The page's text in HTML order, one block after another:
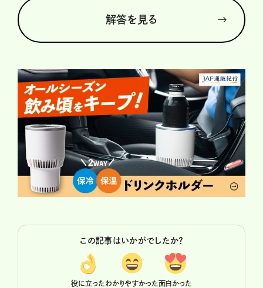
解答を見る
この記事はいかがでしたか？
役に立ったわかりやすかった面白かった